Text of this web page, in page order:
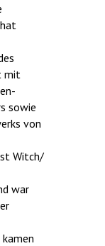
mit
sowie
von
Witch/
war